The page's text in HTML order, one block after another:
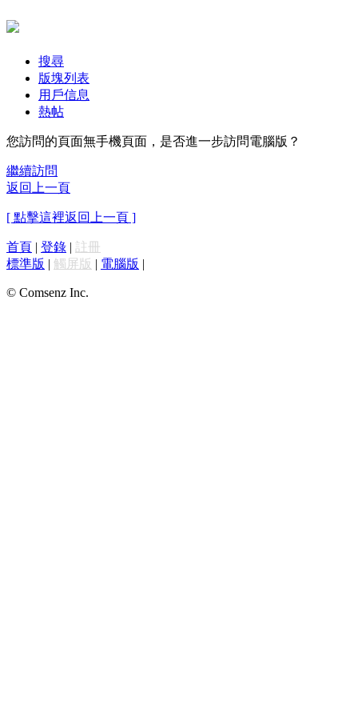
搜尋
版塊列表
用戶信息
熱帖
您訪問的頁面無手機頁面，是否進一步訪問電腦版？
繼續訪問
返回上一頁
[ 點擊這裡返回上一頁 ]
首頁 | 登錄 | 註冊
標準版 | 觸屏版 | 電腦版 |
© Comsenz Inc.